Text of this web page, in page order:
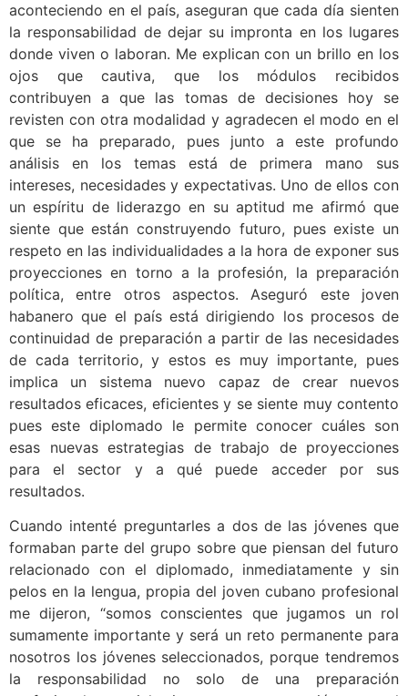
aconteciendo en el país, aseguran que cada día sienten
la responsabilidad de dejar su impronta en los lugares
donde viven o laboran. Me explican con un brillo en los
ojos que cautiva, que los módulos recibidos
contribuyen a que las tomas de decisiones hoy se
revisten con otra modalidad y agradecen el modo en el
que se ha preparado, pues junto a este profundo
análisis en los temas está de primera mano sus
intereses, necesidades y expectativas. Uno de ellos con
un espíritu de liderazgo en su aptitud me afirmó que
siente que están construyendo futuro, pues existe un
respeto en las individualidades a la hora de exponer sus
proyecciones en torno a la profesión, la preparación
política, entre otros aspectos. Aseguró este joven
habanero que el país está dirigiendo los procesos de
continuidad de preparación a partir de las necesidades
de cada territorio, y estos es muy importante, pues
implica un sistema nuevo capaz de crear nuevos
resultados eficaces, eficientes y se siente muy contento
pues este diplomado le permite conocer cuáles son
esas nuevas estrategias de trabajo de proyecciones
para el sector y a qué puede acceder por sus
resultados.
Cuando intenté preguntarles a dos de las jóvenes que
formaban parte del grupo sobre que piensan del futuro
relacionado con el diplomado, inmediatamente y sin
pelos en la lengua, propia del joven cubano profesional
me dijeron, “somos conscientes que jugamos un rol
sumamente importante y será un reto permanente para
nosotros los jóvenes seleccionados, porque tendremos
la responsabilidad no solo de una preparación